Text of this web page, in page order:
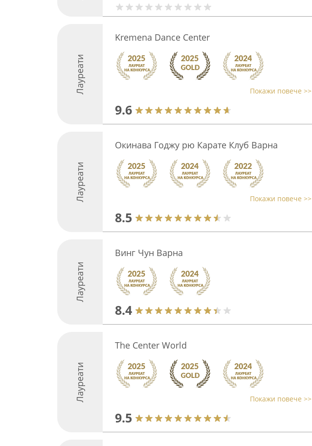
Лауреати
Kremena Dance Center
Покажи повече >>
9.6
Лауреати
Окинава Годжу рю Карате Клуб Варна
Покажи повече >>
8.5
Лауреати
Винг Чун Варна
8.4
Лауреати
The Center World
Покажи повече >>
9.5